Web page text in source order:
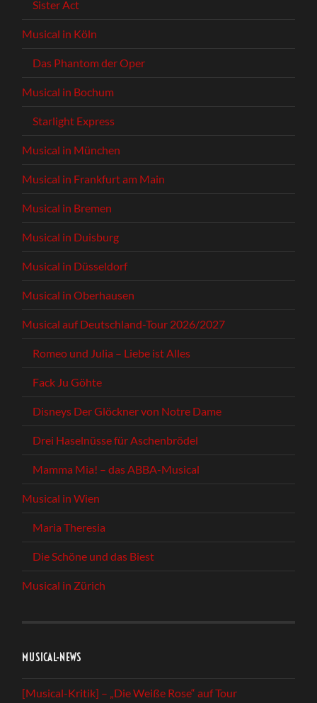
Sister Act
Musical in Köln
Das Phantom der Oper
Musical in Bochum
Starlight Express
Musical in München
Musical in Frankfurt am Main
Musical in Bremen
Musical in Duisburg
Musical in Düsseldorf
Musical in Oberhausen
Musical auf Deutschland-Tour 2026/2027
Romeo und Julia – Liebe ist Alles
Fack Ju Göhte
Disneys Der Glöckner von Notre Dame
Drei Haselnüsse für Aschenbrödel
Mamma Mia! – das ABBA-Musical
Musical in Wien
Maria Theresia
Die Schöne und das Biest
Musical in Zürich
MUSICAL-NEWS
[Musical-Kritik] – „Die Weiße Rose“ auf Tour